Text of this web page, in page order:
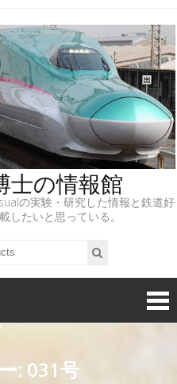
士の情報館
の実験・研究した情報と鉄道好
したいと思っている。
: 031号